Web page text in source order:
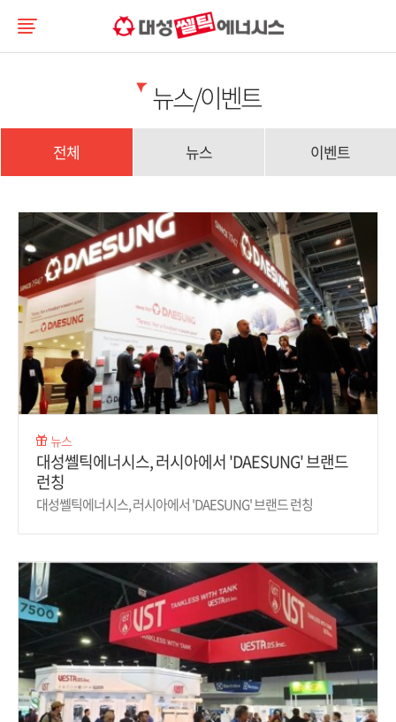
뉴스/이벤트
전체 뉴스 이벤트
뉴스
대성쎌틱에너시스, 러시아에서 'DAESUNG' 브랜드
런칭
대성쎌틱에너시스, 러시아에서 'DAESUNG' 브랜드 런칭